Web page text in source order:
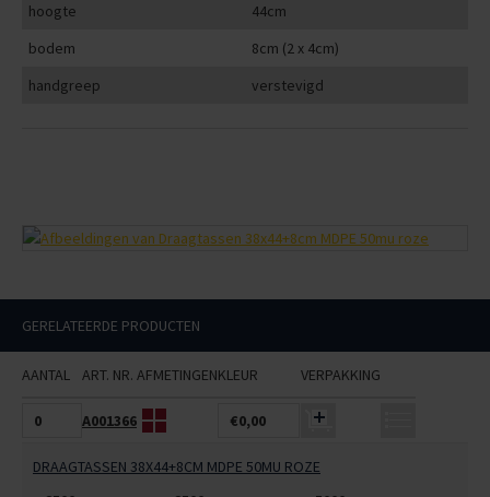
hoogte
44cm
bodem
8cm (2 x 4cm)
handgreep
verstevigd
GERELATEERDE PRODUCTEN
AANTAL ART. NR. AFMETINGENKLEUR VERPAKKING
A001366 €0,00
DRAAGTASSEN 38X44+8CM MDPE 50MU ROZE